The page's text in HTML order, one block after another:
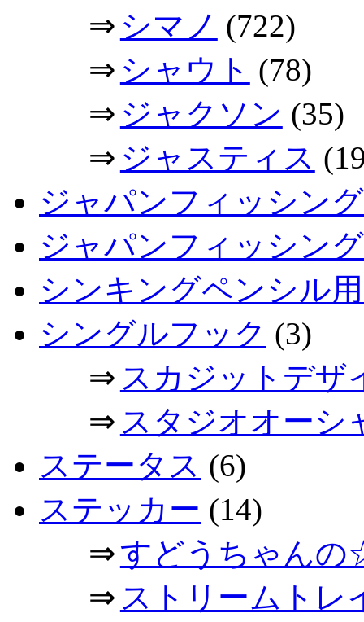
⇒ シマノ (722)
⇒ シャウト (78)
⇒ ジャクソン (35)
⇒ ジャスティス
ジャパンフィッシン
ジャパンフィッシン
シンキングペンシル
シングルフック (3)
⇒ スカジットデザ
⇒ スタジオオーシ
ステータス (6)
ステッカー (14)
⇒すどうちゃん
⇒ ストリームトレ